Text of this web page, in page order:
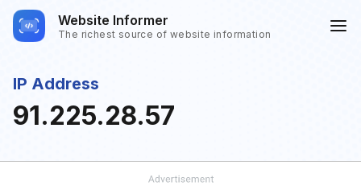
Website Informer
The richest source of website information
IP Address
91.225.28.57